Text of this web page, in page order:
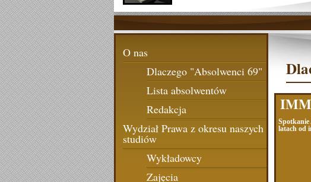
O nas
Dlaczego "Absolwenci 69"
Lista absolwentów
Redakcja
Wydział Prawa z okresu naszych
studiów
Wykładowcy
Zajęcia
Spotkanie
latach od